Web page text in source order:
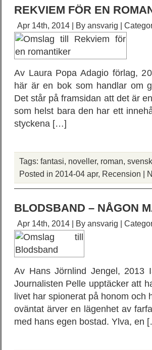
REKVIEM FÖR EN
Apr 14th, 2014 | By ansvarig |
Av Laura Popa Adagio förlag,
här är en bok som handlar om
Det står på framsidan att det är
som helst bara den har ett
styckena […]
Tags: fantasi noveller, roman svensk
Posted in 2014-04 apr, Recension |
BLODSBAND – NÅGON
Apr 14th, 2014 | By ansvarig |
Av Hans Jörnlind Jengel, 2013
Journalisten Pelle upptäcker att
livet har spionerat på honom och
oväntat ärver en lägenhet av
med hans egen bostad. Ylva, en